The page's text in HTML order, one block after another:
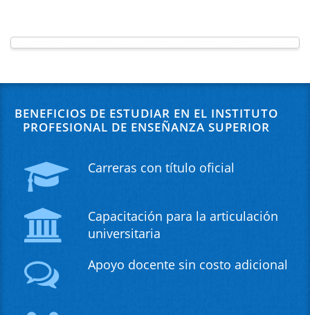
BENEFICIOS DE ESTUDIAR EN EL INSTITUTO
PROFESIONAL DE ENSEÑANZA SUPERIOR
Carreras con título oficial
Capacitación para la articulación
universitaria
Apoyo docente sin costo adicional